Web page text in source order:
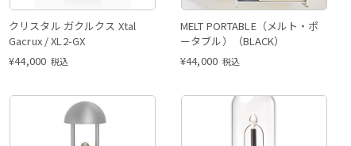
クリスタル ガクルクス Xtal
Gacrux / XL2-GX
¥44,000 税込
MELT PORTABLE（メルト・ポ
ータブル）（BLACK）
¥44,000 税込